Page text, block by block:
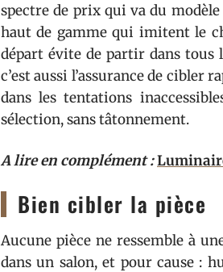
spectre de prix qui va du
haut de gamme qui imitent le
départ évite de partir dans tous
c’est aussi l’assurance de cibler
dans les tentations
sélection, sans tâtonnement.
A lire en complément :
Bien cibler la pièce
Aucune pièce ne ressemble à
dans un salon, et pour cause :